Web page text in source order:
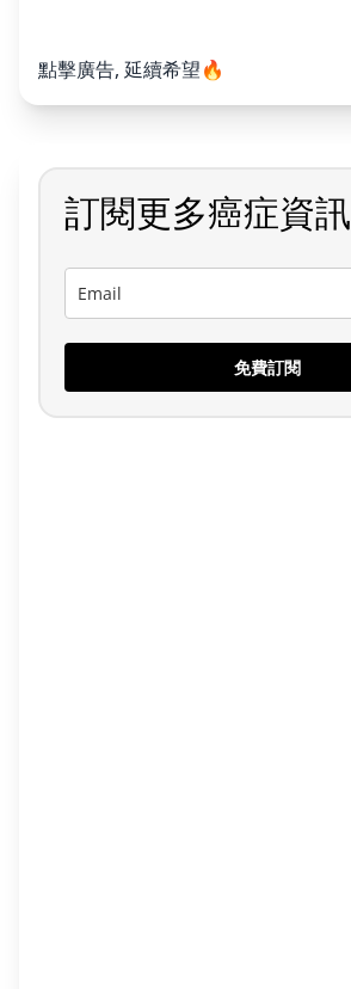
點擊廣告, 延續希望🔥
訂閱更多癌症資訊
免費訂閱